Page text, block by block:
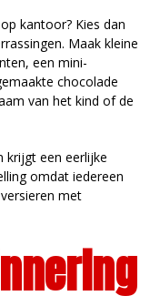
kantoor? Kies dan
Maak kleine
een mini-
chocolade
van het kind of de
krijgt een eerlijke
omdat iedereen
met